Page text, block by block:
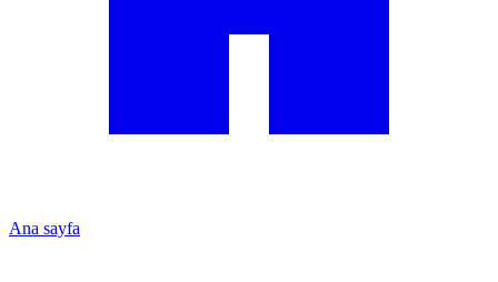
Ana sayfa